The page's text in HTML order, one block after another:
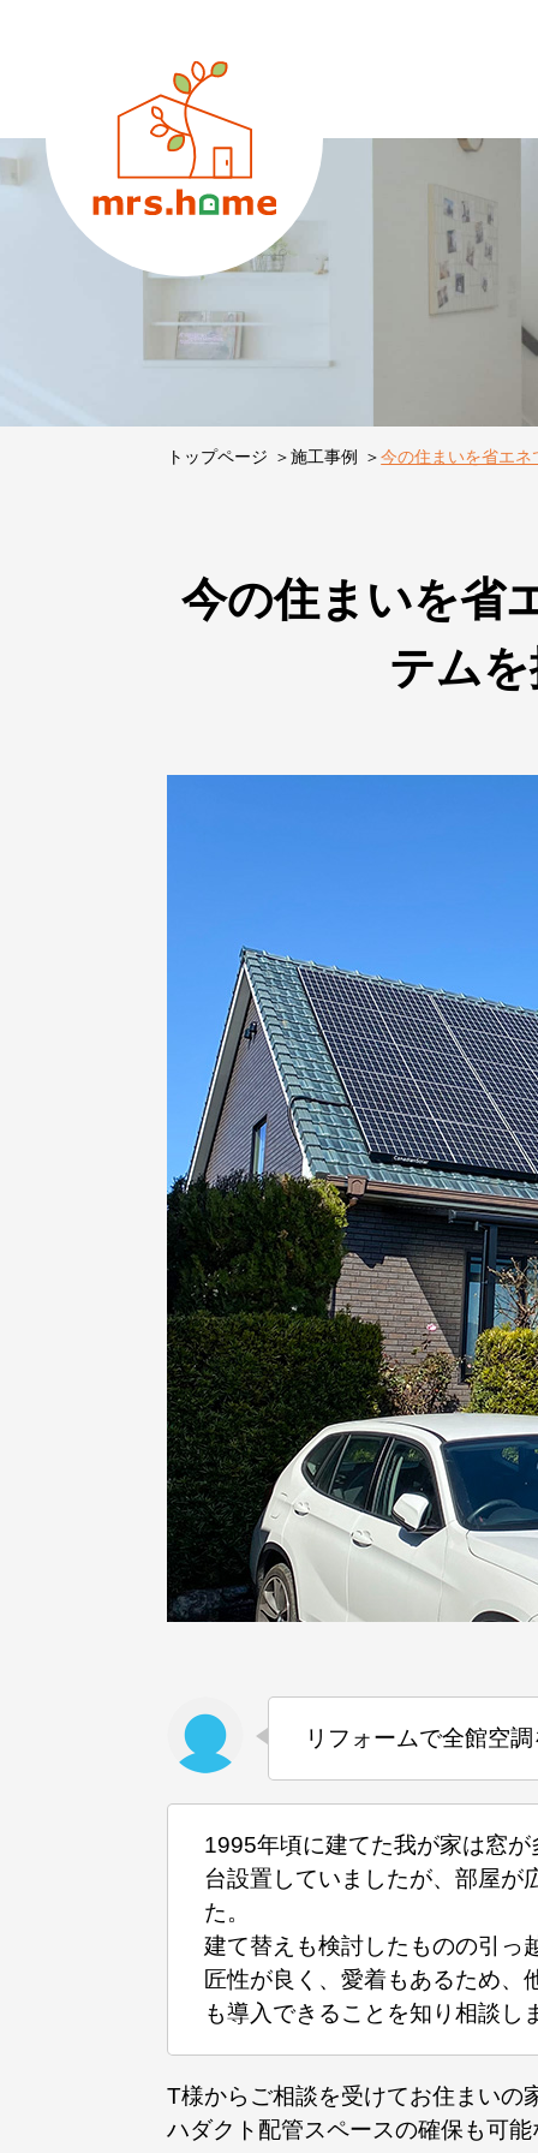
トップページ 施工事例 今の住まいを省エ
今の住まいを省
テム
リフォームで全館空
1995年頃に建てた我が家は窓
台設置していましたが、部屋が
た。
建て替えも検討したものの引っ
匠性が良く、愛着もあるため
も導入できることを知り相談し
T様からご相談を受けてお住まいの
ハダクト配管スペースの確保も可